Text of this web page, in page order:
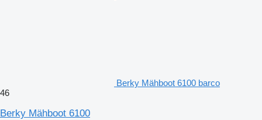
Berky Mähboot 6100 barco
46
Berky Mähboot 6100